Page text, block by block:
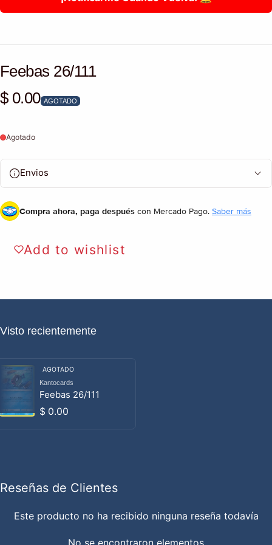
Feebas 26/111
Precio habitual
$ 0.00 AGOTADO
Agotado
Envios
Compra ahora, paga después con Mercado Pago. Saber más
Add to wishlist
Visto recientemente
AGOTADO
Proveedor:
Kantocards
Feebas 26/111
Precio habitual
$ 0.00
Reseñas de Clientes
Este producto no ha recibido ninguna reseña todavía